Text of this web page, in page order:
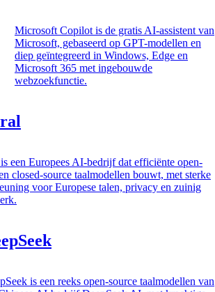
Microsoft Copilot is de gratis AI-assistent van
Microsoft, gebaseerd op GPT-modellen en
diep geïntegreerd in Windows, Edge en
Microsoft 365 met ingebouwde
webzoekfunctie.
een Europees AI-bedrijf dat efficiënte open-
closed-source taalmodellen bouwt, met sterke
voor Europese talen, privacy en zuinig
is een reeks open-source taalmodellen van